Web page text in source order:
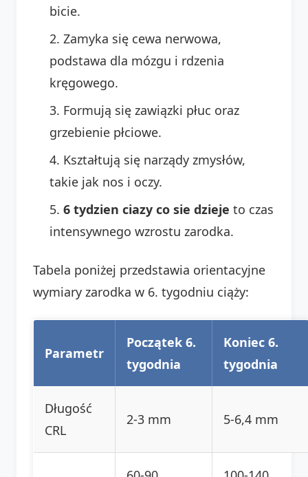
bicie.
Zamyka się cewa nerwowa,
podstawa dla mózgu i rdzenia
kręgowego.
Formują się zawiązki płuc oraz
grzebienie płciowe.
Kształtują się narządy zmysłów,
takie jak nos i oczy.
6 tydzien ciazy co sie dzieje to czas
intensywnego wzrostu zarodka.
Tabela poniżej przedstawia orientacyjne
wymiary zarodka w 6. tygodniu ciąży:
Parametr
Początek 6.
tygodnia
Koniec 6.
tygodnia
Długość
CRL
2-3 mm 5-6,4 mm